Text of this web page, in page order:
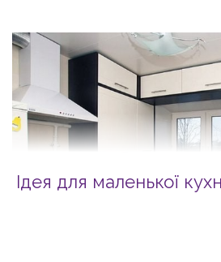
Ідея для маленької